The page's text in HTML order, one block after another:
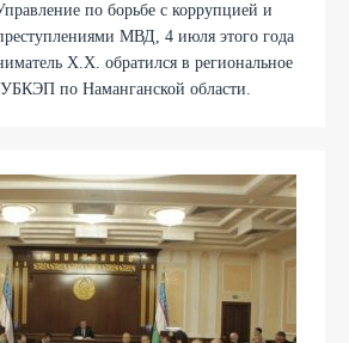
по борьбе с коррупцией и
МВД, 4 июля этого года
Х.Х. обратился в региональное
по Наманганской области.